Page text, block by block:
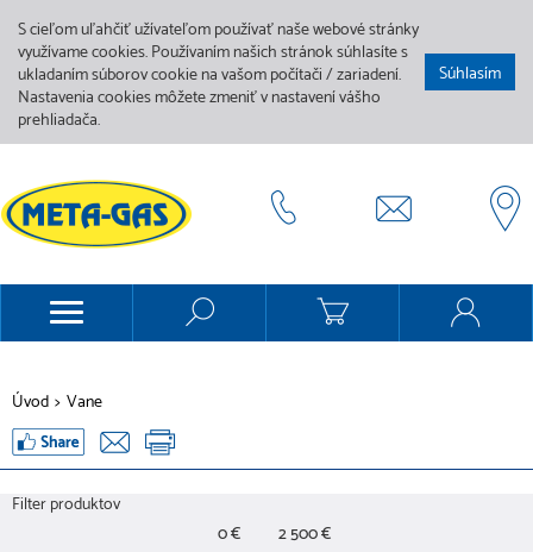
S cieľom uľahčiť užívateľom používať naše webové stránky
využívame cookies. Používaním našich stránok súhlasíte s
ukladaním súborov cookie na vašom počítači / zariadení.
Nastavenia cookies môžete zmeniť v nastavení vášho
prehliadača.
Súhlasím
Úvod > Vane
Filter produktov
0 €
2 500 €